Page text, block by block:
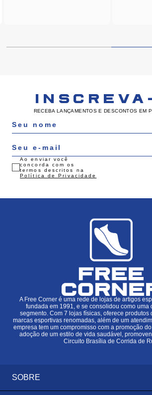
RECEBA LANÇAMENTOS E DESCONTOS EM
Ao enviar você
concorda com os
termos descritos na
Política de Privacidade
A Free Corner é uma rede de lojas de artigos
fundada em 1991, e se consolidou como uma
segmento. Com 7 lojas físicas, oferece produtos
marcas esportivas renomadas, além de um
empresa tem um compromisso com a promoção
adoção de um estilo de vida saudável,
Circuito Brasília de Corrida de
SOBRE